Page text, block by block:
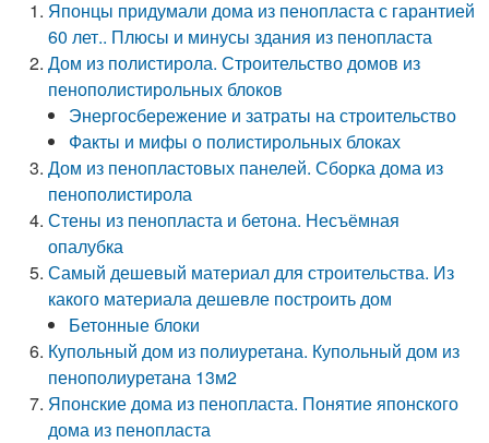
Японцы придумали дома из пенопласта с гарантией
60 лет.. Плюсы и минусы здания из пенопласта
Дом из полистирола. Строительство домов из
пенополистирольных блоков
Энергосбережение и затраты на строительство
Факты и мифы о полистирольных блоках
Дом из пенопластовых панелей. Сборка дома из
пенополистирола
Стены из пенопласта и бетона. Несъёмная
опалубка
Самый дешевый материал для строительства. Из
какого материала дешевле построить дом
Бетонные блоки
Купольный дом из полиуретана. Купольный дом из
пенополиуретана 13м2
Японские дома из пенопласта. Понятие японского
дома из пенопласта